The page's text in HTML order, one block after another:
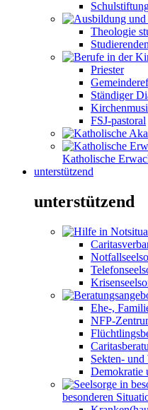
Theologie
Priester
Ständiger
FSJ-pastoral
Katholische
unterstützend
unterstützend
Ehe-,
NFP-
Sekten- und
Demokratie
besonderen